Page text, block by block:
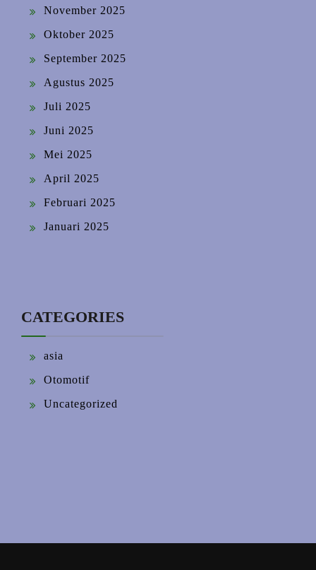
November 2025
Oktober 2025
September 2025
Agustus 2025
Juli 2025
Juni 2025
Mei 2025
April 2025
Februari 2025
Januari 2025
CATEGORIES
asia
Otomotif
Uncategorized